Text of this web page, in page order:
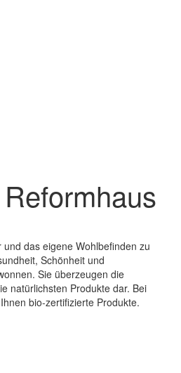
das eigene Wohlbefinden zu
Schönheit und
Sie überzeugen die
natürlichsten Produkte dar. Bei
bio-zertifizierte Produkte.